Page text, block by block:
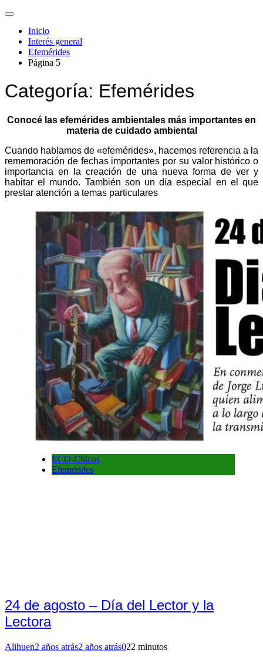
Inicio
Interés general
Efemérides
Página 5
Categoría: Efemérides
Conocé las efemérides ambientales más importantes en
materia de cuidado ambiental
Cuando hablamos de «efemérides», hacemos referencia a la
rememoración de fechas importantes por su valor histórico o
importancia en la creación de una nueva forma de ver y
habitar el mundo. También son un día especial en el que
prestar atención a temas particulares
ECO-Chicos
Efemérides
24 de agosto – Día del Lector y la
Lectora
Alihuen2 años atrás2 años atrás022 minutos